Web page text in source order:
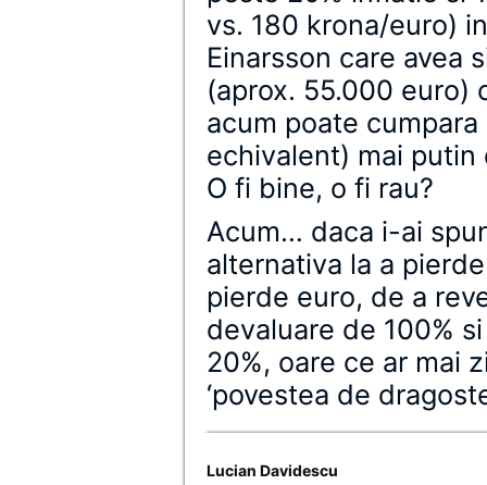
vs. 180 krona/euro)
Einarsson care avea
(aprox. 55.000 euro)
acum poate
echivalent) mai putin
O fi bine, o fi rau?
Acum… daca i-ai
alternativa la a
pierde euro, de a
devaluare de 100%
20%, oare ce ar mai
‘povestea de
Lucian Davidescu